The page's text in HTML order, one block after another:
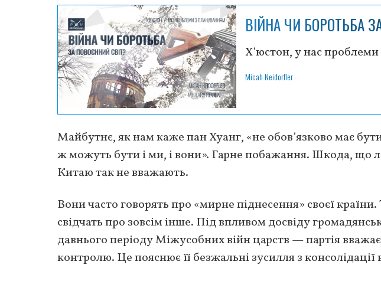
ВІЙНА ЧИ БОРОТЬБА
Х’юстон, у нас
Micah Neidorfler
Майбутнє, як нам каже пан Хуанг, «не обов’язково має
ж можуть бути і ми, і вони». Гарне побажання. Шкода, що
Китаю так не вважають.
Вони часто говорять про «мирне піднесення» своєї
свідчать про зовсім інше. Під впливом досвіду
давнього періоду Міжусобних війн царств — партія
контролю. Це пояснює її безжальні зусилля з консолідації